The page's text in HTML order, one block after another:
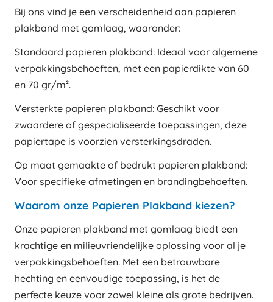
Bij ons vind je een verscheidenheid aan papieren
plakband met gomlaag, waaronder:
Standaard papieren plakband: Ideaal voor algemene
verpakkingsbehoeften, met een papierdikte van 60
en 70 gr/m².
Versterkte papieren plakband: Geschikt voor
zwaardere of gespecialiseerde toepassingen, deze
papiertape is voorzien versterkingsdraden.
Op maat gemaakte of bedrukt papieren plakband:
Voor specifieke afmetingen en brandingbehoeften.
Waarom onze Papieren Plakband kiezen?
Onze papieren plakband met gomlaag biedt een
krachtige en milieuvriendelijke oplossing voor al je
verpakkingsbehoeften. Met een betrouwbare
hechting en eenvoudige toepassing, is het de
perfecte keuze voor zowel kleine als grote bedrijven.